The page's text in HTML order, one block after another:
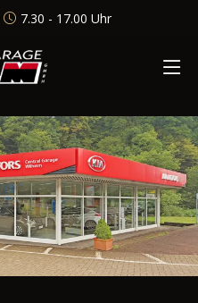
7.30 - 17.00 Uhr